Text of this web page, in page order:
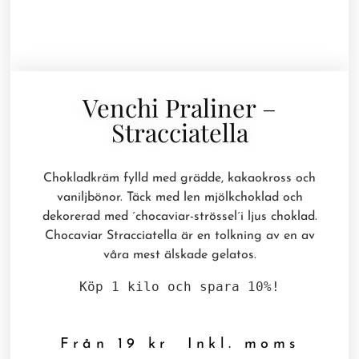
Venchi Praliner –
Stracciatella
Chokladkräm fylld med grädde, kakaokross och
vaniljbönor. Täck med len mjölkchoklad och
dekorerad med ´chocaviar-strössel´i ljus choklad.
Chocaviar Stracciatella är en tolkning av en av
våra mest älskade gelatos.
Köp 1 kilo och spara 10%!
Från 19 kr Inkl. moms